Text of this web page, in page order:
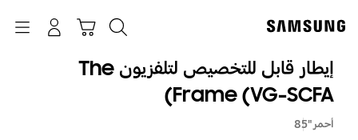
إيطار قابل للتخصيص لتلفزيون The
Frame (VG-SCFA)
أحمر "85